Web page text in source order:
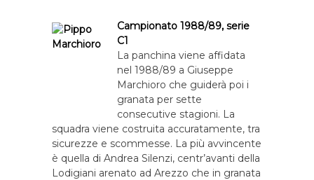
Campionato 1988/89, serie
C1
La panchina viene affidata
nel 1988/89 a Giuseppe
Marchioro che guiderà poi i
granata per sette
consecutive stagioni. La
squadra viene costruita accuratamente, tra
sicurezze e scommesse. La più avvincente
è quella di Andrea Silenzi, centr’avanti della
Lodigiani arenato ad Arezzo che in granata